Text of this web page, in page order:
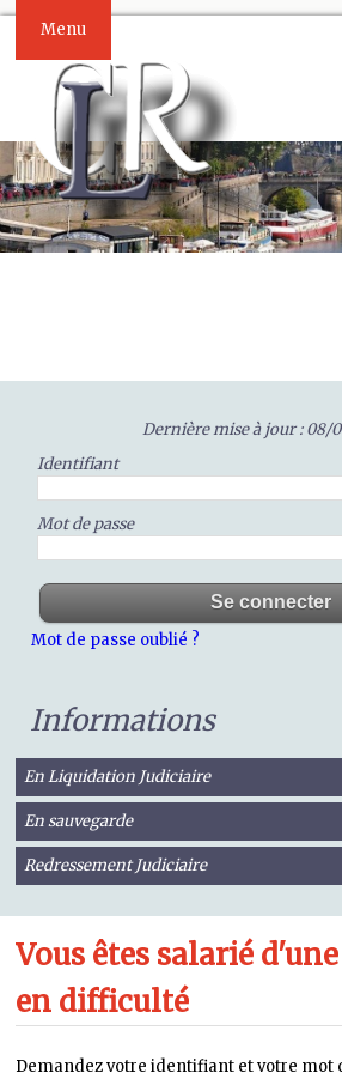
Menu
Dernière mise à jour : 08/
Identifiant
Mot de passe
Mot de passe oublié ?
Informations
En Liquidation Judiciaire
En sauvegarde
Redressement Judiciaire
Vous êtes salarié
en difficulté
Demandez votre identifiant et votre mot